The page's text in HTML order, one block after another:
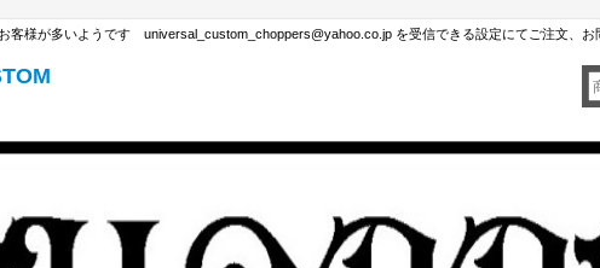
客様が多いようです universal_custom_choppers@yahoo.co.jp を受信できる設定にてご注文、お